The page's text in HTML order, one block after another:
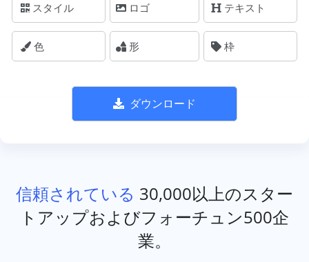
スタイル ロゴ テキスト
色 形 枠
ダウンロード
信頼されている 30,000以上のスター
トアップおよびフォーチュン500企
業。